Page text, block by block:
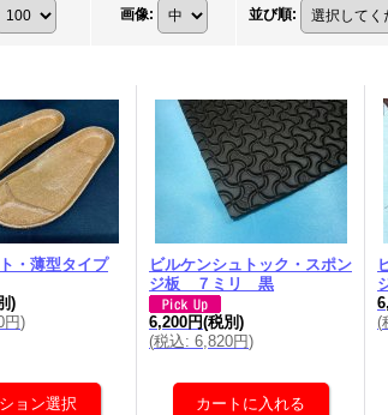
画像: 並び順:
・薄型タイプ
)
円)
ビルケンシュトック・スポン
ジ板 ７ミリ 黒
6,200円(税別)
(税込: 6,820円)
(